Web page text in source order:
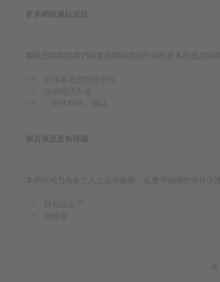
更多網站連結資訊
期盼您能夠從我們精選的網站資訊中得到更多的靈感與
個資保護及無障礙
本網站竭力為各方人士提供服務。在遵守德國的個資保
©